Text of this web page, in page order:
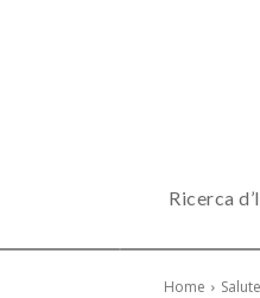
Ricerca
Home Salute